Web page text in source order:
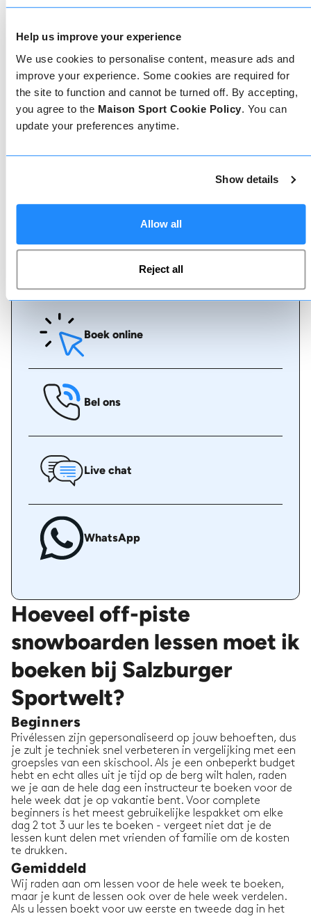
Help us improve your experience
We use cookies to personalise content, measure ads and
improve your experience. Some cookies are required for
the site to function and cannot be turned off. By accepting,
you agree to the Maison Sport Cookie Policy. You can
update your preferences anytime.
Show details
Allow all
Reject all
Geverifieerde reviews
Meer dan 90% van onze reviews zijn 5 sterren. Lees
de geverifieerde reviews over onze leraren om de
juiste leraar te kiezen. Boek lessen met een van
Boeken bij ons kan niet eenvoudiger, ons
je te helpen - boek direct online of praat met ons
Boek online
Bel ons
Live chat
WhatsApp
Hoeveel off-piste
snowboarden lessen moet ik
boeken bij Salzburger
Sportwelt?
Beginners
Privélessen zijn gepersonaliseerd op jouw behoeften, dus
je zult je techniek snel verbeteren in vergelijking met een
groepsles van een skischool. Als je een onbeperkt budget
hebt en echt alles uit je tijd op de berg wilt halen, raden
we je aan de hele dag een instructeur te boeken voor de
hele week dat je op vakantie bent. Voor complete
beginners is het meest gebruikelijke lespakket om elke
dag 2 tot 3 uur les te boeken - vergeet niet dat je de
lessen kunt delen met vrienden of familie om de kosten
te drukken.
Gemiddeld
Wij raden aan om lessen voor de hele week te boeken,
maar je kunt de lessen ook over de hele week verdelen.
Als u lessen boekt voor uw eerste en tweede dag in het